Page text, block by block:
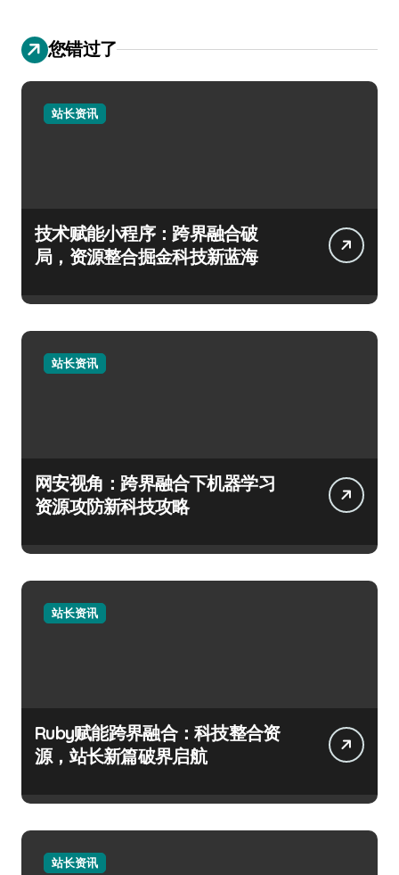
您错过了
站长资讯
技术赋能小程序：跨界融合破
局，资源整合掘金科技新蓝海
站长资讯
网安视角：跨界融合下机器学习
资源攻防新科技攻略
站长资讯
Ruby赋能跨界融合：科技整合资
源，站长新篇破界启航
站长资讯